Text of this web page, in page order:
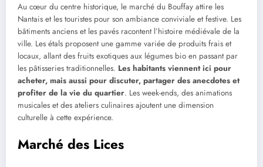
Au cœur du centre historique, le marché du Bouffay attire les
Nantais et les touristes pour son ambiance conviviale et festive. Les
bâtiments anciens et les pavés racontent l’histoire médiévale de la
ville. Les étals proposent une gamme variée de produits frais et
locaux, allant des fruits exotiques aux légumes bio en passant par
les pâtisseries traditionnelles. Les habitants viennent ici pour
acheter, mais aussi pour discuter, partager des anecdotes et
profiter de la vie du quartier. Les week-ends, des animations
musicales et des ateliers culinaires ajoutent une dimension
culturelle à cette expérience.
Marché des Lices